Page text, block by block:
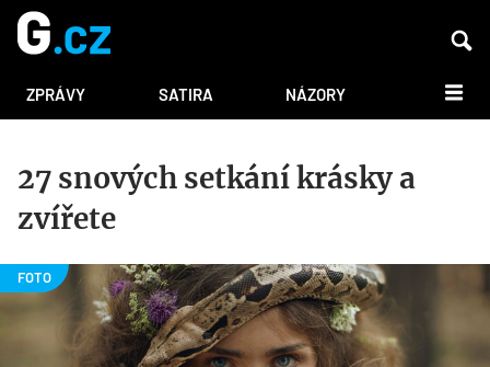
ZPRÁVY SATIRA NÁZORY DALŠÍ
27 snových setkání krásky a
zvířete